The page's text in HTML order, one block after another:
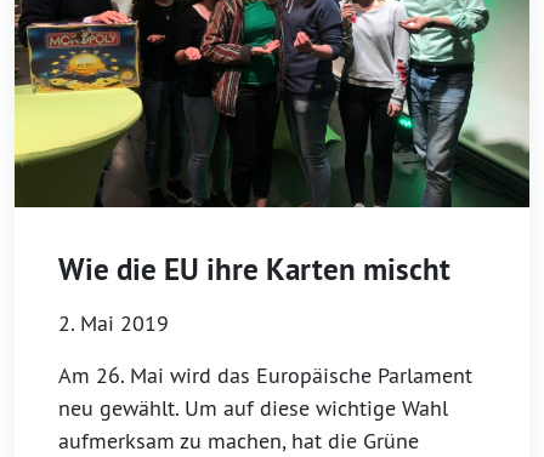
Wie die EU ihre Karten mischt
2. Mai 2019
Am 26. Mai wird das Europäische Parlament
neu gewählt. Um auf diese wichtige Wahl
aufmerksam zu machen, hat die Grüne